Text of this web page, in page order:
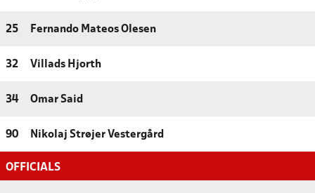
25 Fernando Mateos Olesen
32 Villads Hjorth
34 Omar Said
90 Nikolaj Strøjer Vestergård
OFFICIALS